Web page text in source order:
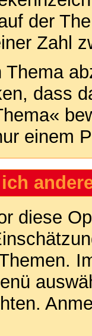
der
Zahl
dass
einem
diese